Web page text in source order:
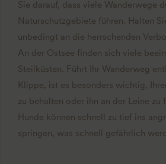
Sie darauf, dass viele Wanderwege
Naturschutzgebiete führen. Halten
unbedingt an die herrschenden
An der Ostsee finden sich viele
Steilküsten. Führt Ihr Wanderweg
Klippe, ist es besonders wichtig,
zu behalten oder ihn an der Leine zu
Hunde können schnell zu tief ins
springen, was schnell gefährlich